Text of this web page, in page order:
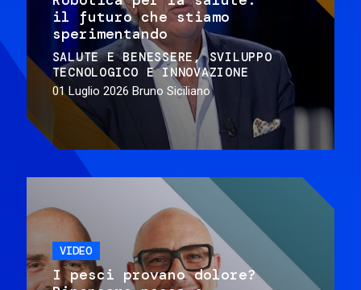
il futuro che stiamo
sperimentando
SALUTE E BENESSERE
SVILUPPO
TECNOLOGICO E INNOVAZIONE
01 Luglio 2026 Bruno Siciliano
VIDEO
I pesci provano dolore?